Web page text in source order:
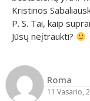
Kristinos
P. S. Tai, kaip
Jūsų neįtraukti?
Roma
11 Vasario,